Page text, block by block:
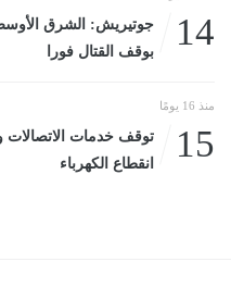
14
جوتيريش: الشرق
بوقف القتال فورا
منذ 16 يومًا
15
توقف خدمات الاتصالات
انقطاع الكهرباء